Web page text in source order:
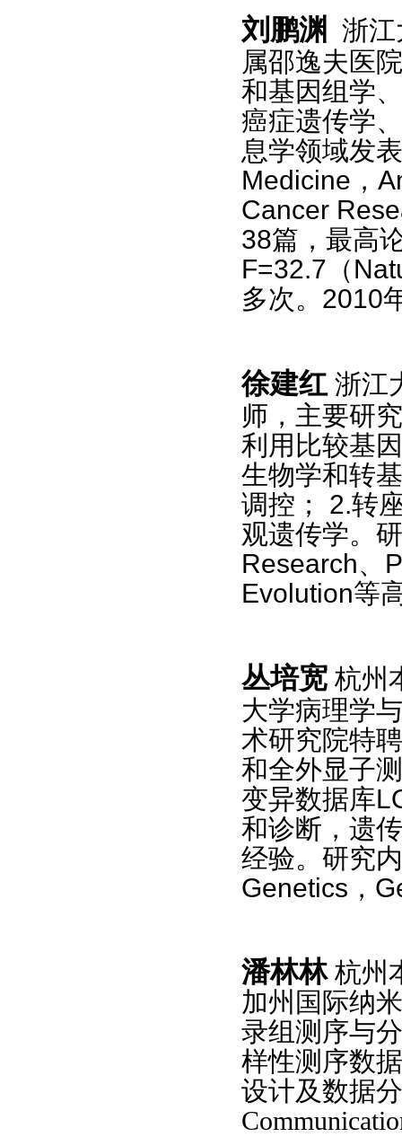
刘鹏渊
浙
属邵逸夫医
和基因组学
癌症遗传学
息学领域发
Medicine ，
Cancer
38篇，最高
F=32.7 （
多次。 2010
徐建红 浙江
师，主要研
利用比较基
生物学和转
调控；
2.转
观遗传学。
Research、
Evolution等
丛培宽 杭州
大学病理学
术研究院特
和全外显子
变异数据库
和诊断，遗
经验。研究
Genetics ，
潘林林杭州
加州国际纳
录组测序与
样性测序数
设计及数据